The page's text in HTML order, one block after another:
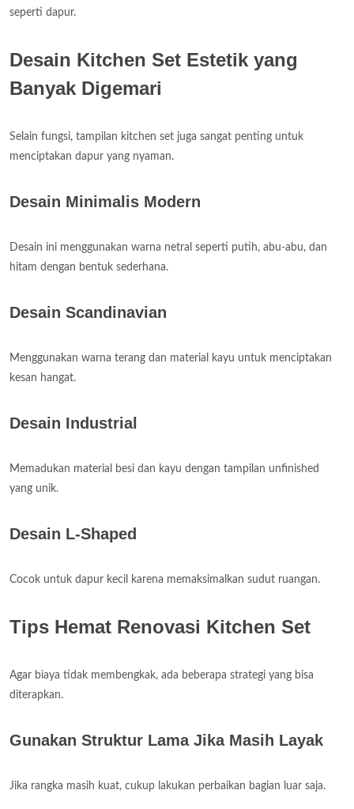
seperti dapur.
Desain Kitchen Set Estetik yang
Banyak Digemari
Selain fungsi, tampilan kitchen set juga sangat penting untuk
menciptakan dapur yang nyaman.
Desain Minimalis Modern
Desain ini menggunakan warna netral seperti putih, abu-abu, dan
hitam dengan bentuk sederhana.
Desain Scandinavian
Menggunakan warna terang dan material kayu untuk menciptakan
kesan hangat.
Desain Industrial
Memadukan material besi dan kayu dengan tampilan unfinished
yang unik.
Desain L-Shaped
Cocok untuk dapur kecil karena memaksimalkan sudut ruangan.
Tips Hemat Renovasi Kitchen Set
Agar biaya tidak membengkak, ada beberapa strategi yang bisa
diterapkan.
Gunakan Struktur Lama Jika Masih Layak
Jika rangka masih kuat, cukup lakukan perbaikan bagian luar saja.